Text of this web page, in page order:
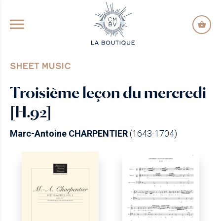
GO TO PRINCIPAL CONTENT
SHEET MUSIC
Troisième leçon du mercredi
[H.92]
Marc-Antoine CHARPENTIER(1643-1704)